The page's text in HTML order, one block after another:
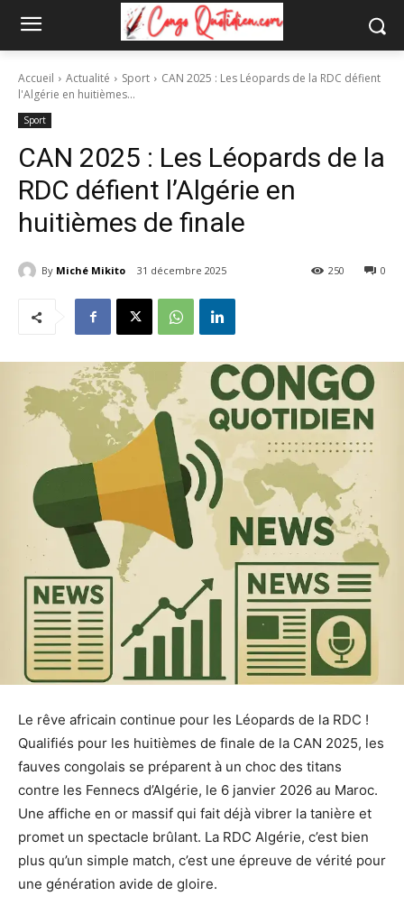
Accueil Actualité Sport
CAN 2025 : Les Léopards de la RDC défient
l'Algérie en huitièmes...
Sport
CAN 2025 : Les Léopards de la
RDC défient l’Algérie en
huitièmes de finale
By Miché Mikito 31 décembre 2025 0
250
Le rêve africain continue pour les Léopards de la RDC !
Qualifiés pour les huitièmes de finale de la CAN 2025, les
fauves congolais se préparent à un choc des titans
contre les Fennecs d’Algérie, le 6 janvier 2026 au Maroc.
Une affiche en or massif qui fait déjà vibrer la tanière et
promet un spectacle brûlant. La RDC Algérie, c’est bien
plus qu’un simple match, c’est une épreuve de vérité pour
une génération avide de gloire.